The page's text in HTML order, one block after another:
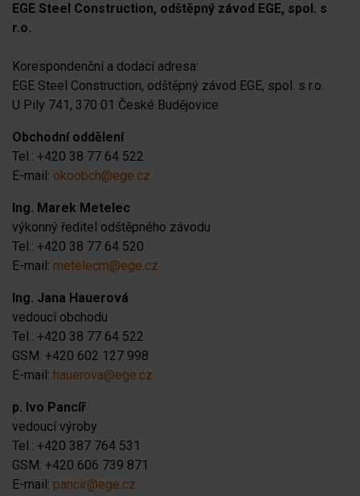
EGE Steel Construction, odštěpný závod EGE, spol. s
r.o.
Korespondenční a dodací adresa:
EGE Steel Construction, odštěpný závod EGE, spol. s r.o.
U Pily 741, 370 01 České Budějovice
Obchodní oddělení
Tel.: +420 38 77 64 522
E-mail: okoobch@ege.cz
Ing. Marek Metelec
výkonný ředitel odštěpného závodu
Tel.: +420 38 77 64 520
E-mail: metelecm@ege.cz
Ing. Jana Hauerová
vedoucí obchodu
Tel.: +420 38 77 64 522
GSM: +420 602 127 998
E-mail: hauerova@ege.cz
p. Ivo Pancíř
vedoucí výroby
Tel.: +420 387 764 531
GSM: +420 606 739 871
E-mail: pancir@ege.cz